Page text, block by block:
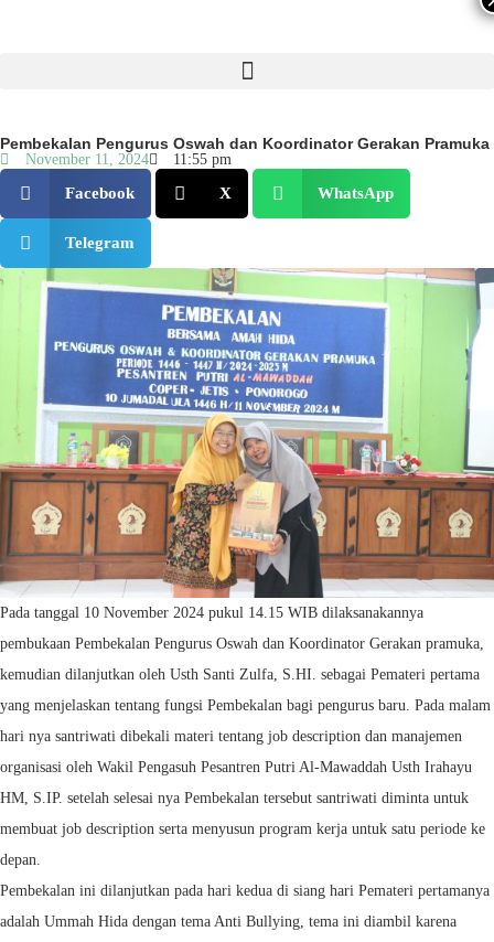
Pembekalan Pengurus Oswah dan Koordinator Gerakan Pramuka
November 11, 2024 11:55 pm
Facebook X WhatsApp
Telegram
Pada tanggal 10 November 2024 pukul 14.15 WIB dilaksanakannya
pembukaan Pembekalan Pengurus Oswah dan Koordinator Gerakan pramuka,
kemudian dilanjutkan oleh Usth Santi Zulfa, S.HI. sebagai Pemateri pertama
yang menjelaskan tentang fungsi Pembekalan bagi pengurus baru. Pada malam
hari nya santriwati dibekali materi tentang job description dan manajemen
organisasi oleh Wakil Pengasuh Pesantren Putri Al-Mawaddah Usth Irahayu
HM, S.IP. setelah selesai nya Pembekalan tersebut santriwati diminta untuk
membuat job description serta menyusun program kerja untuk satu periode ke
depan.
Pembekalan ini dilanjutkan pada hari kedua di siang hari Pemateri pertamanya
adalah Ummah Hida dengan tema Anti Bullying, tema ini diambil karena